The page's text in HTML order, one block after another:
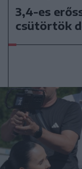
3,4-es
csütörtök